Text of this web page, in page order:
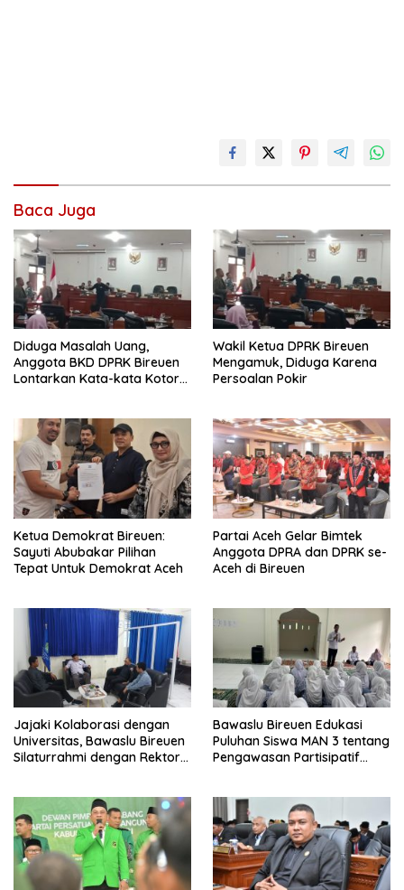
Baca Juga
Diduga Masalah Uang,
Anggota BKD DPRK Bireuen
Lontarkan Kata-kata Kotor
Wakil Ketua DPRK Bireuen
Mengamuk, Diduga Karena
Persoalan Pokir
Ketua Demokrat Bireuen:
Sayuti Abubakar Pilihan
Tepat Untuk Demokrat Aceh
Partai Aceh Gelar Bimtek
Anggota DPRA dan DPRK se-
Aceh di Bireuen
Jajaki Kolaborasi dengan
Universitas, Bawaslu Bireuen
Silaturrahmi dengan Rektor
Bawaslu Bireuen Edukasi
Puluhan Siswa MAN 3 tentang
Pengawasan Partisipatif